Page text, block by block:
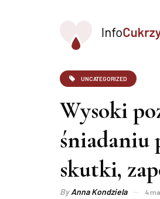
UNCATEGORIZED
Wysoki
śniadaniu
skutki,
ByAnna Kondziela 4